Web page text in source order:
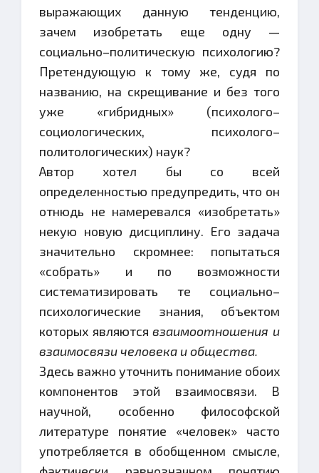
выражающих данную тенденцию,
зачем изобретать еще одну —
социально–политическую психологию?
Претендующую к тому же, судя по
названию, на скрещивание и без того
уже «гибридных» (психолого–
социологических, психолого–
политологических) наук?
Автор хотел бы со всей
определенностью предупредить, что он
отнюдь не намеревался «изобретать»
некую новую дисциплину. Его задача
значительно скромнее: попытаться
«собрать» и по возможности
систематизировать те социально–
психологические знания, объектом
которых являютсявзаимоотношения и
взаимосвязи человека и общества.
Здесь важно уточнить понимание обоих
компонентов этой взаимосвязи. В
научной, особенно философской
литературе понятие «человек» часто
употребляется в обобщенном смысле,